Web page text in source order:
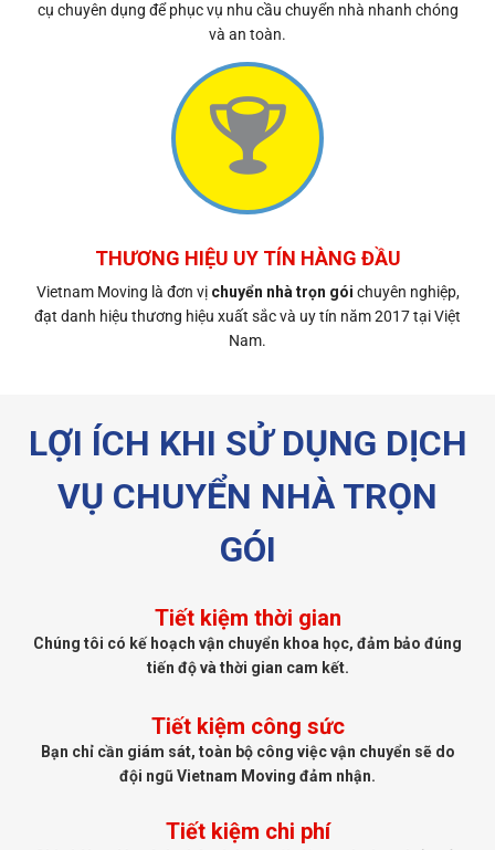
cụ chuyên dụng để phục vụ nhu cầu chuyển nhà nhanh chóng
và an toàn.
THƯƠNG HIỆU UY TÍN HÀNG ĐẦU
Vietnam Moving là đơn vị chuyển nhà trọn gói chuyên nghiệp,
đạt danh hiệu thương hiệu xuất sắc và uy tín năm 2017 tại Việt
Nam.
LỢI ÍCH KHI SỬ DỤNG DỊCH
VỤ CHUYỂN NHÀ TRỌN
GÓI
Tiết kiệm thời gian
Chúng tôi có kế hoạch vận chuyển khoa học, đảm bảo đúng
tiến độ và thời gian cam kết.
Tiết kiệm công sức
Bạn chỉ cần giám sát, toàn bộ công việc vận chuyển sẽ do
đội ngũ Vietnam Moving đảm nhận.
Tiết kiệm chi phí